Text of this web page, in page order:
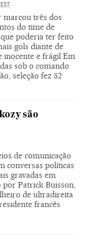
EST
marcou três dos
do time de
poderia ter feito
gols diante de
inocente e frágil Em
sob o comando
seleção fez 52
são
de comunicação
conversas políticas
gravadas em
por Patrick Buisson,
de ultradireita
francês